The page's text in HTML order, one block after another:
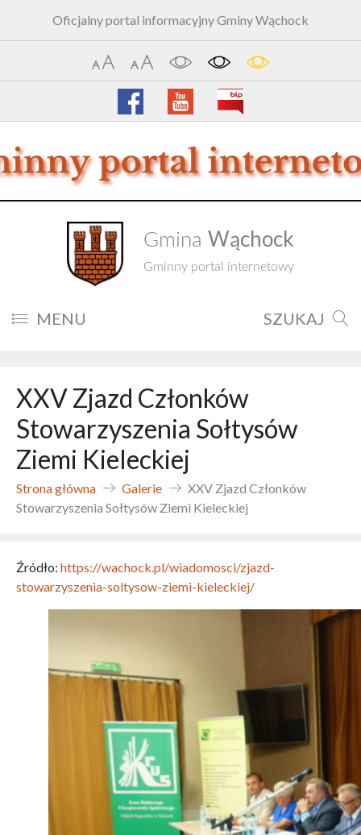
Oficjalny portal informacyjny Gminy Wąchock
Gmina Wąchock
Gminny portal internetowy
MENU SZUKAJ
XXV Zjazd Członków
Stowarzyszenia Sołtysów
Ziemi Kieleckiej
Strona główna Galerie
XXV Zjazd Członków
Stowarzyszenia Sołtysów Ziemi Kieleckiej
Źródło: https://wachock.pl/wiadomosci/zjazd-
stowarzyszenia-soltysow-ziemi-kieleckiej/